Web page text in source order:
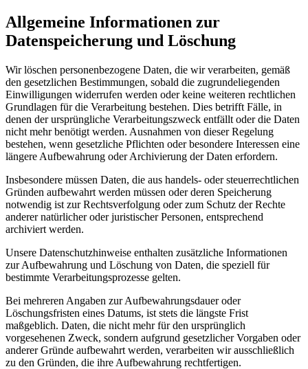
Allgemeine Informationen zur
Datenspeicherung und Löschung
Wir löschen personenbezogene Daten, die wir verarbeiten, gemäß
den gesetzlichen Bestimmungen, sobald die zugrundeliegenden
Einwilligungen widerrufen werden oder keine weiteren rechtlichen
Grundlagen für die Verarbeitung bestehen. Dies betrifft Fälle, in
denen der ursprüngliche Verarbeitungszweck entfällt oder die Daten
nicht mehr benötigt werden. Ausnahmen von dieser Regelung
bestehen, wenn gesetzliche Pflichten oder besondere Interessen eine
längere Aufbewahrung oder Archivierung der Daten erfordern.
Insbesondere müssen Daten, die aus handels- oder steuerrechtlichen
Gründen aufbewahrt werden müssen oder deren Speicherung
notwendig ist zur Rechtsverfolgung oder zum Schutz der Rechte
anderer natürlicher oder juristischer Personen, entsprechend
archiviert werden.
Unsere Datenschutzhinweise enthalten zusätzliche Informationen
zur Aufbewahrung und Löschung von Daten, die speziell für
bestimmte Verarbeitungsprozesse gelten.
Bei mehreren Angaben zur Aufbewahrungsdauer oder
Löschungsfristen eines Datums, ist stets die längste Frist
maßgeblich. Daten, die nicht mehr für den ursprünglich
vorgesehenen Zweck, sondern aufgrund gesetzlicher Vorgaben oder
anderer Gründe aufbewahrt werden, verarbeiten wir ausschließlich
zu den Gründen, die ihre Aufbewahrung rechtfertigen.